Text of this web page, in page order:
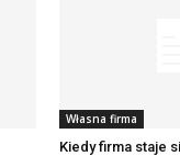
Własna firma
Kiedy firma staje